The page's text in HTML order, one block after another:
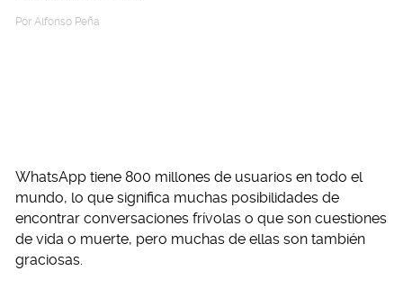
Por Alfonso Peña
WhatsApp tiene 800 millones de usuarios en todo el
mundo, lo que significa muchas posibilidades de
encontrar conversaciones frívolas o que son cuestiones
de vida o muerte, pero muchas de ellas son también
graciosas.